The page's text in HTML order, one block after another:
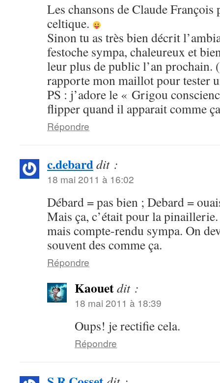
Les chansons de Claude François
celtique.
Sinon tu as très bien décrit
festoche sympa, chaleureux et
leur plus de public l’an prochain.
rapporte mon maillot pour tester
PS : j’adore le « Grigou
flipper quand il apparait comme
Répondre
c.debarddit :
18 mai 2011 à 16:02
Débard = pas bien ; Debard =
Mais ça, c’était pour la
mais compte-rendu sympa. On
souvent des comme ça.
Répondre
Kaouetdit :
18 mai 2011 à 18:39
Oups! je rectifie cela.
Répondre